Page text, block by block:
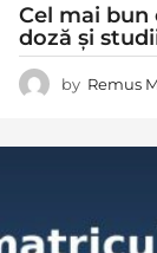
Cel mai
doză și
by Remus